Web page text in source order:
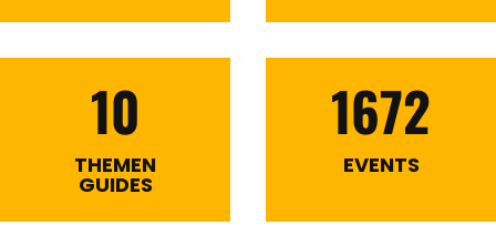
10
THEMEN
GUIDES
1672
EVENTS